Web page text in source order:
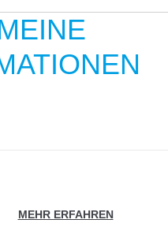
MEHR ERFAHREN